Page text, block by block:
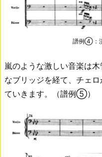
譜例④：
嵐のような激しい音楽は
なブリッジを経て、チェ
ていきます。（譜例⑤）